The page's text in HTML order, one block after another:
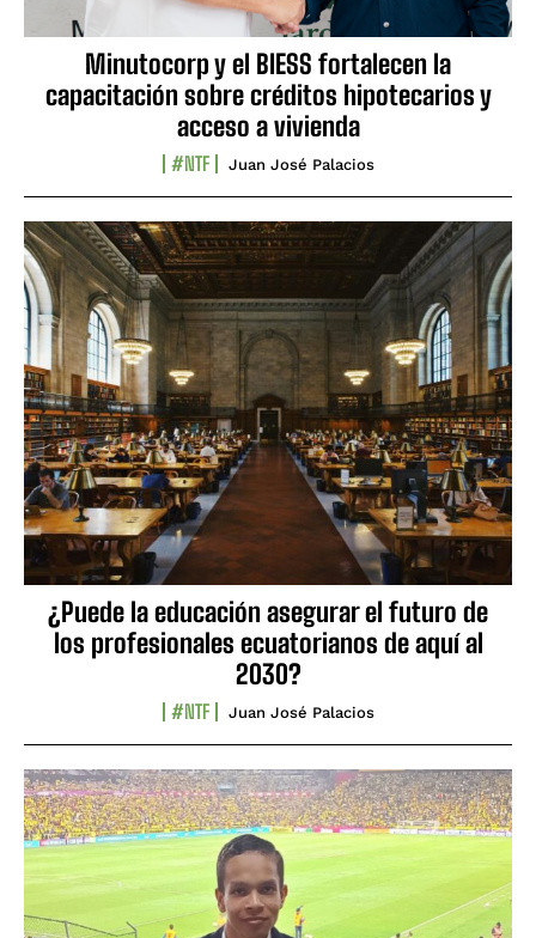
Minutocorp y el BIESS fortalecen la
capacitación sobre créditos hipotecarios y
acceso a vivienda
#NTF Juan José Palacios
¿Puede la educación asegurar el futuro de
los profesionales ecuatorianos de aquí al
2030?
#NTF Juan José Palacios